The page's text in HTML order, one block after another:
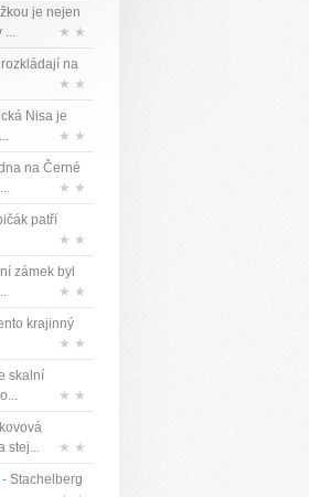
je nejen
...
★ ★
na
★ ★
Nisa je
★ ★
na Černé
★ ★
patří
★ ★
zámek byl
★ ★
krajinný
★ ★
skalní
★ ★
stej...
★ ★
Stachelberg